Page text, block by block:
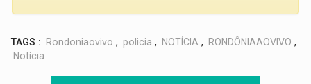
TAGS : Rondoniaovivo , policia , NOTÍCIA , RONDÔNIAAOVIVO ,
Notícia